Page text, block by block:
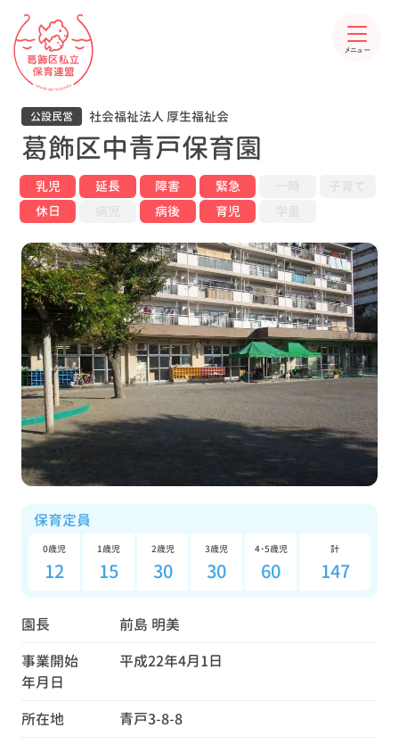
メニュー
公設民営 社会福祉法人 厚生福祉会
葛飾区中青戸保育園
乳児 延長 障害 緊急
休日
病後 育児
保育定員
0歳児
12
1歳児
15
2歳児
30
3歳児
30
4･5歳児
60
計
147
園長
前島 明美
事業開始
年月日
平成22年4月1日
所在地
青戸3-8-8